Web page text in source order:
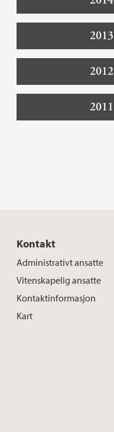
2013
2012
2011
Kontakt
Administrativt ansatte
Vitenskapelig ansatte
Kontaktinformasjon
Kart